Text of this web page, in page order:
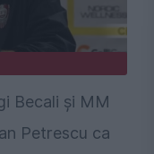
Becali și MM
Petrescu ca